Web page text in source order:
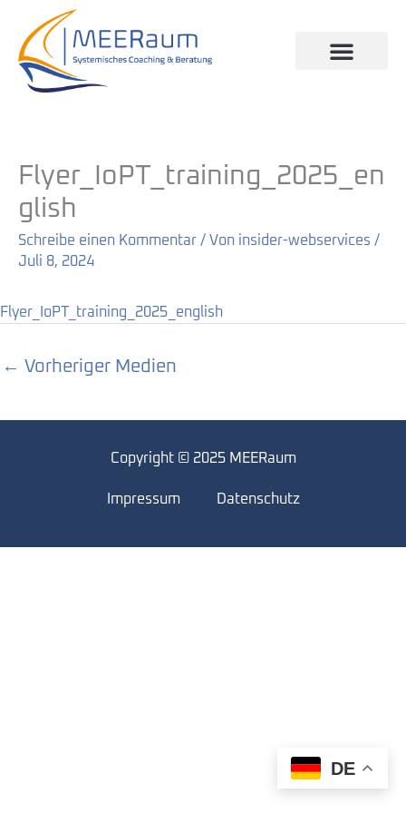
Inhalt
springen
Flyer_IoPT_training_2025_en
glish
Schreibe einen Kommentar / Von insider-webservices /
Juli 8, 2024
Flyer_IoPT_training_2025_english
← Vorheriger Medien
Copyright © 2025 MEERaum
Impressum Datenschutz
DE